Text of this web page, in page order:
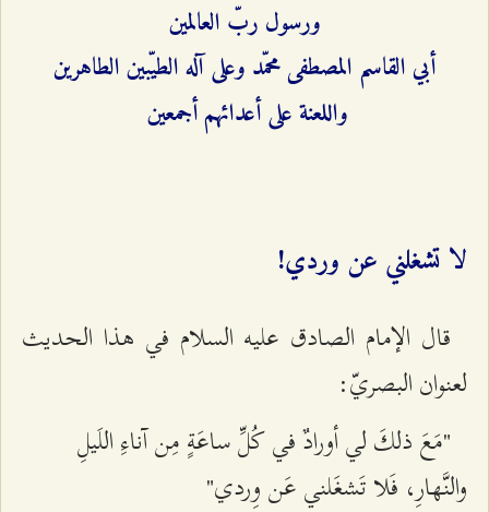
ورسول ربّ العالمين
أبي القاسم المصطفى محمّد وعلى آله الطيّبين الطاهرين
واللعنة على أعدائهم أجمعين
لا تشغلني عن وردي!
قال الإمام الصادق عليه السلام في هذا الحديث
لعنوان البصريّ:
"مَعَ ذلكَ لي أورادٌ في كُلِّ ساعَةٍ مِن آناءِ اللَيلِ
والنَّهارِ، فَلا تَشغَلني عَن وِردي"